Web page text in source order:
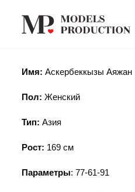
Имя: Аскербеккызы Аяжан
Пол: Женский
Тип: Азия
Рост: 169см
Параметры: 77-61-91